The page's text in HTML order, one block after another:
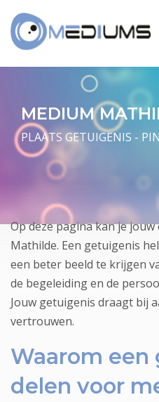
MEDIUM
PLAATS GETUIGENIS -
Op deze pagina kan je
Mathilde. Een getuigenis
een beter beeld te krijgen
de begeleiding en de
Jouw getuigenis draagt bij
vertrouwen.
Waarom
delen voor